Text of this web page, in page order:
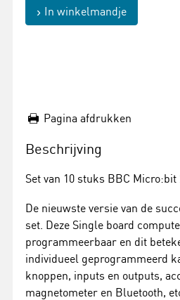
In winkelmandje
Pagina afdrukken
Beschrijving
Set van 10 stuks BBC Micro:bit
De nieuwste versie van de
set. Deze Single board
programmeerbaar en dit
individueel geprogrammeerd
knoppen, inputs en outputs,
magnetometer en Bluetooth,